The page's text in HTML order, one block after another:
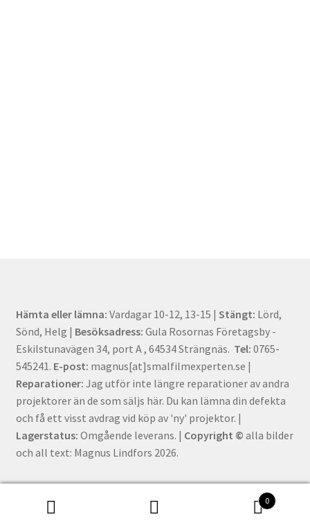
Hämta eller lämna: Vardagar 10-12, 13-15 | Stängt: Lörd,
Sönd, Helg | Besöksadress: Gula Rosornas Företagsby -
Eskilstunavägen 34, port A , 64534 Strängnäs. Tel: 0765-
545241. E-post: magnus[at]smalfilmexperten.se |
Reparationer: Jag utför inte längre reparationer av andra
projektorer än de som säljs här. Du kan lämna din defekta
och få ett visst avdrag vid köp av 'ny' projektor. |
Lagerstatus: Omgående leverans. | Copyright © alla bilder
och all text: Magnus Lindfors 2026.
0